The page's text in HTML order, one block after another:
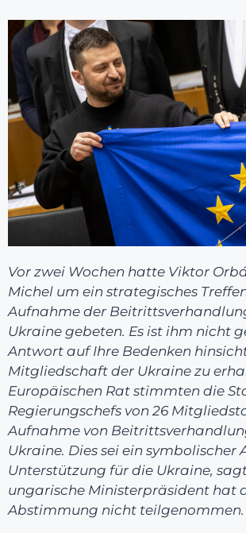
Vor zwei Wochen hatte Viktor
Michel um ein strategisches
Aufnahme der
Ukraine gebeten. Es ist ihm nicht
Antwort auf Ihre Bedenken
Mitgliedschaft der Ukraine zu
Europäischen Rat stimmten die
Regierungschefs von 26
Aufnahme von
Ukraine. Dies sei ein symbolischer
Unterstützung für die Ukraine,
ungarische Ministerpräsident hat
Abstimmung nicht teilgenommen.